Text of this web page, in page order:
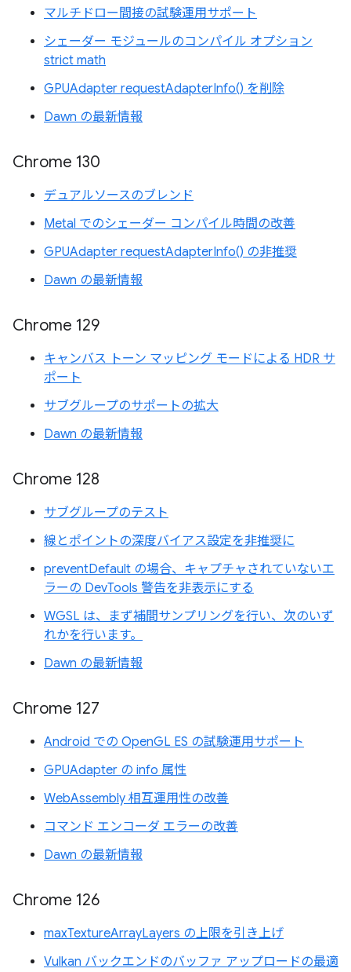
マルチドロー間接の試験運用サポート
シェーダー モジュールのコンパイル オプション
strict math
GPUAdapter requestAdapterInfo() を削除
Dawn の最新情報
Chrome 130
デュアルソースのブレンド
Metal でのシェーダー コンパイル時間の改善
GPUAdapter requestAdapterInfo() の非推奨
Dawn の最新情報
Chrome 129
キャンバス トーン マッピング モードによる HDR サ
ポート
サブグループのサポートの拡大
Dawn の最新情報
Chrome 128
サブグループのテスト
線とポイントの深度バイアス設定を非推奨に
preventDefault の場合、キャプチャされていないエ
ラーの DevTools 警告を非表示にする
WGSL は、まず補間サンプリングを行い、次のいず
れかを行います。
Dawn の最新情報
Chrome 127
Android での OpenGL ES の試験運用サポート
GPUAdapter の info 属性
WebAssembly 相互運用性の改善
コマンド エンコーダ エラーの改善
Dawn の最新情報
Chrome 126
maxTextureArrayLayers の上限を引き上げ
Vulkan バックエンドのバッファ アップロードの最適